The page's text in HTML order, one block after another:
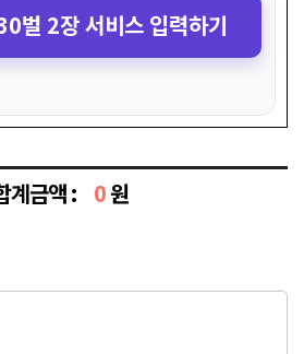
벌 2장 서비스 입력하기
계금액 : 0원